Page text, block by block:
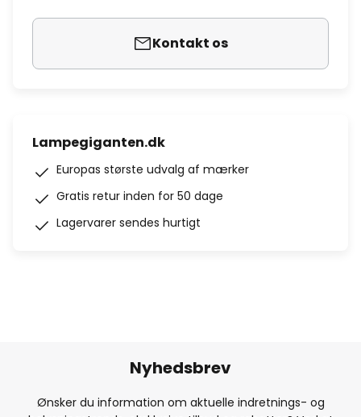
Kontakt os
Lampegiganten.dk
Europas største udvalg af mærker
Gratis retur inden for 50 dage
Lagervarer sendes hurtigt
Nyhedsbrev
Ønsker du information om aktuelle indretnings- og